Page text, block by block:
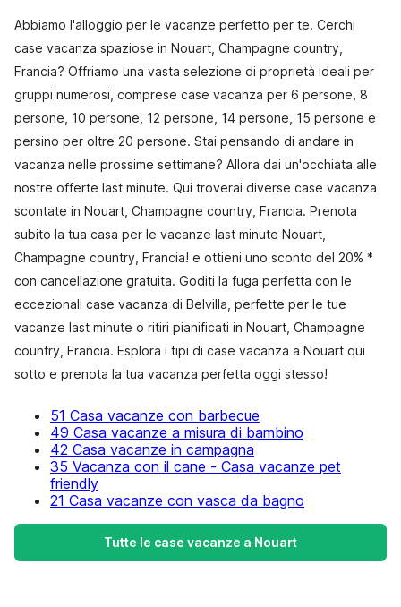
Abbiamo l'alloggio per le vacanze perfetto per te. Cerchi
case vacanza spaziose in Nouart, Champagne country,
Francia? Offriamo una vasta selezione di proprietà ideali per
gruppi numerosi, comprese case vacanza per 6 persone, 8
persone, 10 persone, 12 persone, 14 persone, 15 persone e
persino per oltre 20 persone. Stai pensando di andare in
vacanza nelle prossime settimane? Allora dai un'occhiata alle
nostre offerte last minute. Qui troverai diverse case vacanza
scontate in Nouart, Champagne country, Francia. Prenota
subito la tua casa per le vacanze last minute Nouart,
Champagne country, Francia! e ottieni uno sconto del 20% *
con cancellazione gratuita. Goditi la fuga perfetta con le
eccezionali case vacanza di Belvilla, perfette per le tue
vacanze last minute o ritiri pianificati in Nouart, Champagne
country, Francia. Esplora i tipi di case vacanza a Nouart qui
sotto e prenota la tua vacanza perfetta oggi stesso!
51 Casa vacanze con barbecue
49 Casa vacanze a misura di bambino
42 Casa vacanze in campagna
35 Vacanza con il cane - Casa vacanze pet
friendly
21 Casa vacanze con vasca da bagno
Tutte le case vacanze a Nouart